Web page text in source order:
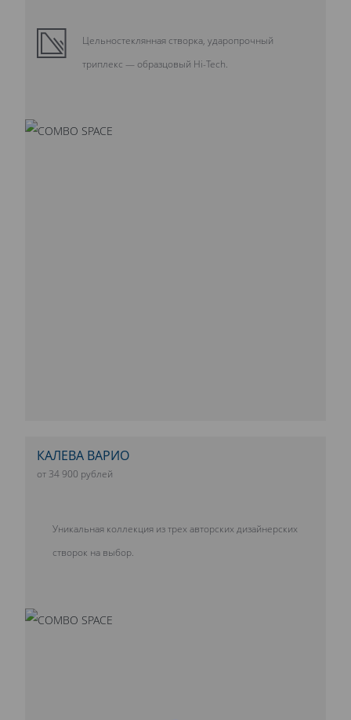
Цельностеклянная створка, ударопрочный
триплекс — образцовый Hi-Tech.
КАЛЕВА ВАРИО
от 34 900 рублей
Уникальная коллекция из трех авторских дизайнерских
створок на выбор.